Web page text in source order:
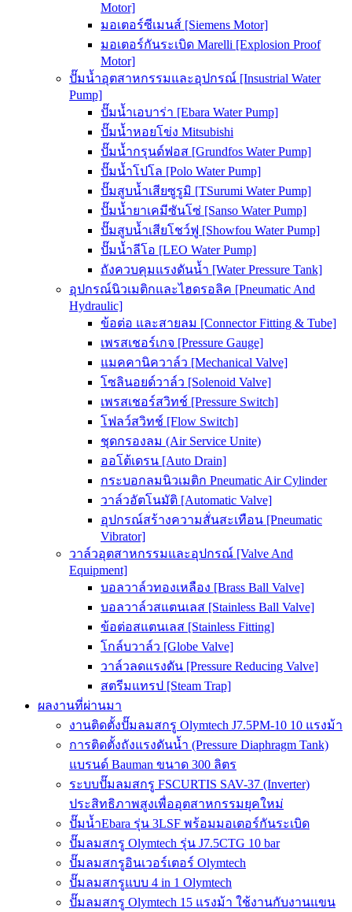
Motor]
มอเตอร์ซีเมนส์ [Siemens Motor]
มอเตอร์กันระเบิด Marelli [Explosion Proof
Motor]
ปั๊มน้ำอุตสาหกรรมและอุปกรณ์ [Insustrial Water
Pump]
ปั๊มน้ำเอบาร่า [Ebara Water Pump]
ปั๊มน้ำหอยโข่ง Mitsubishi
ปั๊มน้ำกรุนด์ฟอส [Grundfos Water Pump]
ปั๊มน้ำโปโล [Polo Water Pump]
ปั๊มสูบน้ำเสียซูรูมิ [TSurumi Water Pump]
ปั๊มน้ำยาเคมีซันโซ่ [Sanso Water Pump]
ปั๊มสูบน้ำเสียโชว์ฟู [Showfou Water Pump]
ปั๊มน้ำลีโอ [LEO Water Pump]
ถังควบคุมแรงดันน้ำ [Water Pressure Tank]
อุปกรณ์นิวเมติกและไฮดรอลิค [Pneumatic And
Hydraulic]
ข้อต่อ และสายลม [Connector Fitting & Tube]
เพรสเชอร์เกจ [Pressure Gauge]
แมคคานิควาล์ว [Mechanical Valve]
โซลินอยด์วาล์ว [Solenoid Valve]
เพรสเชอร์สวิทช์ [Pressure Switch]
โฟลว์สวิทช์ [Flow Switch]
ชุดกรองลม (Air Service Unite)
ออโต้เดรน [Auto Drain]
กระบอกลมนิวเมติก Pneumatic Air Cylinder
วาล์วอัตโนมัติ [Automatic Valve]
อุปกรณ์สร้างความสั่นสะเทือน [Pneumatic
Vibrator]
วาล์วอุตสาหกรรมและอุปกรณ์ [Valve And
Equipment]
บอลวาล์วทองเหลือง [Brass Ball Valve]
บอลวาล์วสแตนเลส [Stainless Ball Valve]
ข้อต่อสแตนเลส [Stainless Fitting]
โกล์บวาล์ว [Globe Valve]
วาล์วลดแรงดัน [Pressure Reducing Valve]
สตรีมแทรป [Steam Trap]
ผลงานที่ผ่านมา
งานติดตั้งปั๊มลมสกรู Olymtech J7.5PM-10 10 แรงม้า
การติดตั้งถังแรงดันน้ำ (Pressure Diaphragm Tank)
แบรนด์ Bauman ขนาด 300 ลิตร
ระบบปั๊มลมสกรู FSCURTIS SAV-37 (Inverter)
ประสิทธิภาพสูงเพื่ออุตสาหกรรมยุคใหม่
ปั๊มน้ำEbara รุ่น 3LSF พร้อมมอเตอร์กันระเบิด
ปั๊มลมสกรู Olymtech รุ่น J7.5CTG 10 bar
ปั๊มลมสกรูอินเวอร์เตอร์ Olymtech
ปั๊มลมสกรูแบบ 4 in 1 Olymtech
ปั๊มลมสกรู Olymtech 15 แรงม้า ใช้งานกับงานแขน